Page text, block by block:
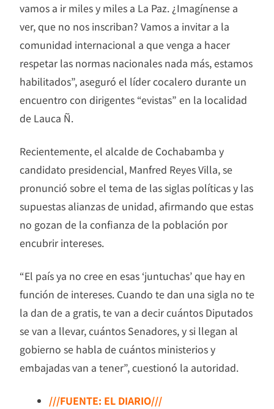
vamos a ir miles y miles a La Paz. ¿Imagínense a
ver, que no nos inscriban? Vamos a invitar a la
comunidad internacional a que venga a hacer
respetar las normas nacionales nada más, estamos
habilitados”, aseguró el líder cocalero durante un
encuentro con dirigentes “evistas” en la localidad
de Lauca Ñ.
Recientemente, el alcalde de Cochabamba y
candidato presidencial, Manfred Reyes Villa, se
pronunció sobre el tema de las siglas políticas y las
supuestas alianzas de unidad, afirmando que estas
no gozan de la confianza de la población por
encubrir intereses.
“El país ya no cree en esas ‘juntuchas’ que hay en
función de intereses. Cuando te dan una sigla no te
la dan de a gratis, te van a decir cuántos Diputados
se van a llevar, cuántos Senadores, y si llegan al
gobierno se habla de cuántos ministerios y
embajadas van a tener”, cuestionó la autoridad.
///FUENTE: EL DIARIO///